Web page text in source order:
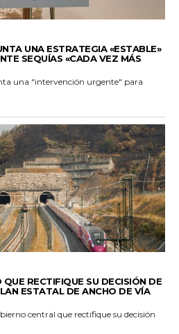
UNA ESTRATEGIA «ESTABLE»
SEQUÍAS «CADA VEZ MÁS
una "intervención urgente" para
RECTIFIQUE SU DECISIÓN DE
ESTATAL DE ANCHO DE VÍA
central que rectifique su decisión